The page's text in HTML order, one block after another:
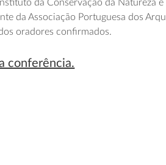
da Conservação da Natureza e
da Associação Portuguesa dos
oradores confirmados.
conferência.